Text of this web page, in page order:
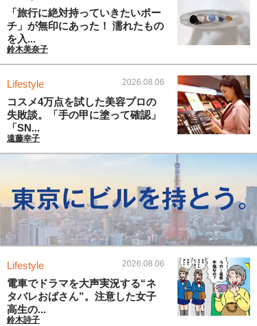
「旅行に絶対持っていきたいポー
チ」が無印にあった！ 濡れたもの
を入...
鈴木美奈子
Lifestyle 2026.08.06
コスメ4万点を試した美容プロの
失敗談。「手の甲に塗って確認」
「SN...
遠藤幸子
Lifestyle 2026.08.06
電車でドラマを大声実況する“ネ
タバレおばさん”。注意した女子
高生の...
鈴木詩子